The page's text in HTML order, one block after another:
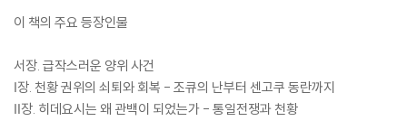
이 책의 주요 등장인물
서장. 급작스러운 양위 사건
Ⅰ장. 천황 권위의 쇠퇴와 회복 - 조큐의 난부터 센고쿠 동란까지
Ⅱ장. 히데요시는 왜 관백이 되었는가 - 통일전쟁과 천황